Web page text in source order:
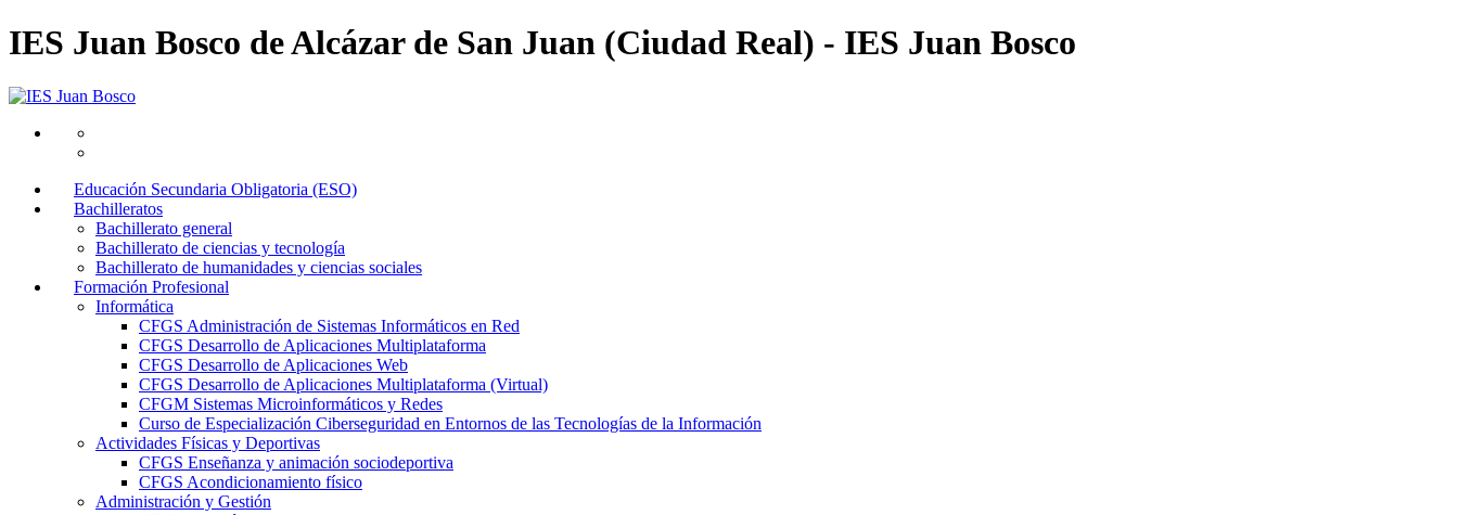
IES Juan Bosco de Alcázar de San Juan (Ciudad Real) - IES Juan Bosco
Educación Secundaria Obligatoria (ESO)
Bachilleratos
Bachillerato general
Bachillerato de ciencias y tecnología
Bachillerato de humanidades y ciencias sociales
Formación Profesional
Informática
CFGS Administración de Sistemas Informáticos en Red
CFGS Desarrollo de Aplicaciones Multiplataforma
CFGS Desarrollo de Aplicaciones Web
CFGS Desarrollo de Aplicaciones Multiplataforma (Virtual)
CFGM Sistemas Microinformáticos y Redes
Curso de Especialización Ciberseguridad en Entornos de las Tecnologías de la Información
Actividades Físicas y Deportivas
CFGS Enseñanza y animación sociodeportiva
CFGS Acondicionamiento físico
Administración y Gestión